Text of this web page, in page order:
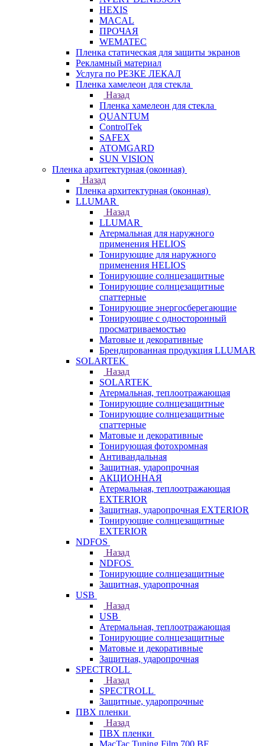
HEXIS
MACAL
ПРОЧАЯ
WEMATEC
Пленка статическая для защиты экранов
Рекламный материал
Услуга по РЕЗКЕ ЛЕКАЛ
Пленка хамелеон для стекла
Назад
Пленка хамелеон для стекла
QUANTUM
ControlTek
SAFEX
ATOMGARD
SUN VISION
Пленка архитектурная (оконная)
Назад
Пленка архитектурная (оконная)
LLUMAR
Назад
LLUMAR
Атермальная для наружного
применения HELIOS
Тонирующие для наружного
применения HELIOS
Тонирующие солнцезащитные
Тонирующие солнцезащитные
спаттерные
Тонирующие энергосберегающие
Тонирующие с односторонный
просматриваемостью
Матовые и декоративные
Брендированная продукция LLUMAR
SOLARTEK
Назад
SOLARTEK
Атермальная, теплоотражающая
Тонирующие солнцезащитные
Тонирующие солнцезащитные
спаттерные
Матовые и декоративные
Тонирующая фотохромная
Антивандальная
Защитная, ударопрочная
АКЦИОННАЯ
Атермальная, теплоотражающая
EXTERIOR
Защитная, ударопрочная EXTERIOR
Тонирующие солнцезащитные
EXTERIOR
NDFOS
Назад
NDFOS
Тонирующие солнцезащитные
Защитная, ударопрочная
USB
Назад
USB
Атермальная, теплоотражающая
Тонирующие солнцезащитные
Матовые и декоративные
Защитная, ударопрочная
SPECTROLL
Назад
SPECTROLL
Защитные, ударопрочные
ПВХ пленки
Назад
ПВХ пленки
MacTac Tuning Film 700 BF